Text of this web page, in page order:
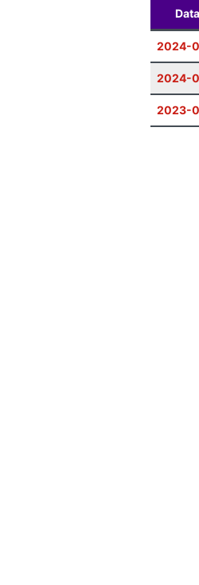
Data
2024-
2024-
2023-